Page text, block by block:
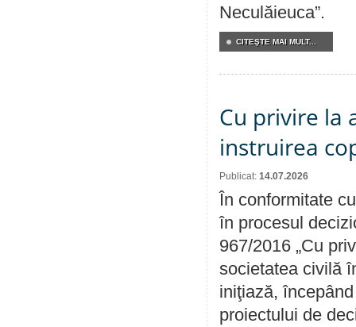
Neculăieuca”.
CITEŞTE MAI MULT...
Cu privire la
instruirea
Publicat: 14.07.2026
În conformitate
în procesul
967/2016 „Cu
societatea civilă
iniţiază,
proiectului de